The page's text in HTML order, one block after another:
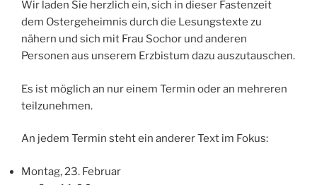
Wir laden Sie herzlich ein, sich in dieser Fastenzeit
dem Ostergeheimnis durch die Lesungstexte zu
nähern und sich mit Frau Sochor und anderen
Personen aus unserem Erzbistum dazu auszutauschen.
Es ist möglich an nur einem Termin oder an mehreren
teilzunehmen.
An jedem Termin steht ein anderer Text im Fokus:
Montag, 23. Februar